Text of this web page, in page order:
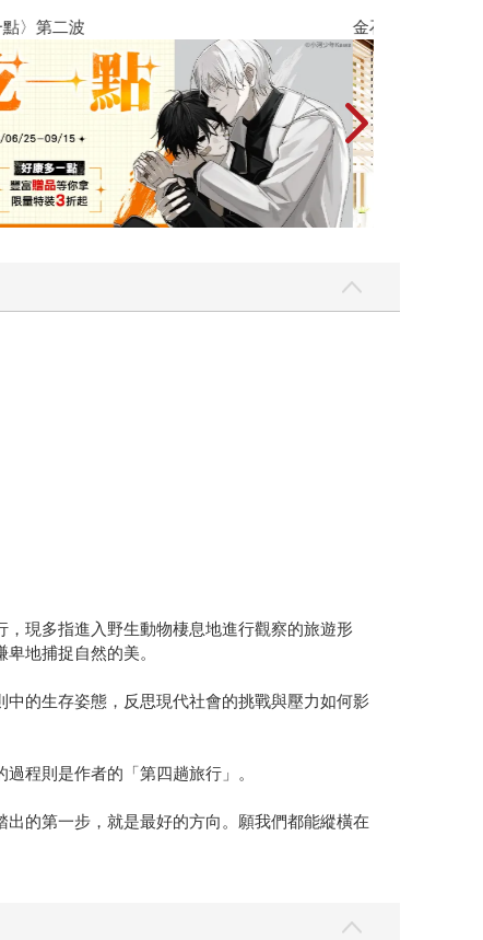
點〉第二波 金石堂2026海
現多指進入野生動物棲息地進行觀察的旅遊形
地捕捉自然的美。
的生存姿態，反思現代社會的挑戰與壓力如何影
程則是作者的「第四趟旅行」。
的第一步，就是最好的方向。願我們都能縱橫在